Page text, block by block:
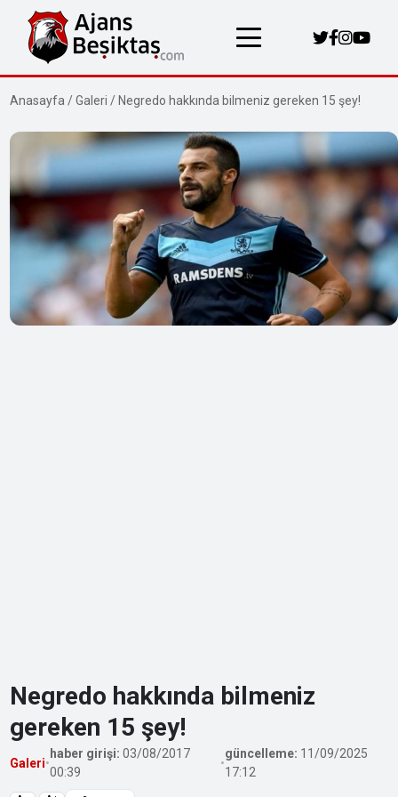
Anasayfa /Galeri / Negredo hakkında bilmeniz gereken 15 şey!
Negredo hakkında bilmeniz
gereken 15 şey!
Galeri•
haber girişi: 03/08/2017
00:39
•
güncelleme: 11/09/2025
17:12